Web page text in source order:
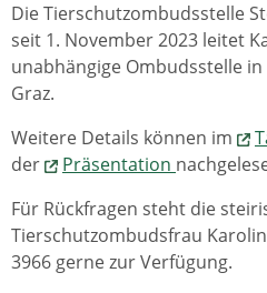
Die Tierschutzombudsstelle
seit 1. November 2023 leitet
unabhängige Ombudsstelle
Graz.
Weitere Details können im
der
Präsentation
Für Rückfragen steht die
Tierschutzombudsfrau
3966 gerne zur Verfügung.